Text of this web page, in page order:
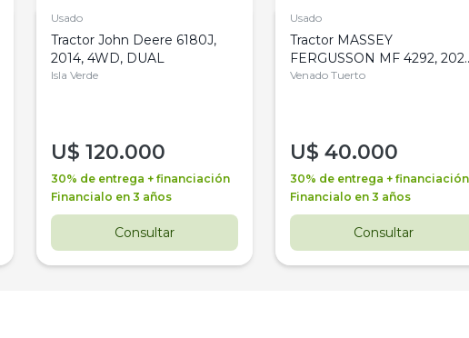
Usado
Tractor John Deere 6180J,
2014, 4WD, DUAL
Isla Verde
U$ 120.000
30% de entrega + financiación
Financialo en 3 años
Consultar
Usado
Tractor MASSEY
FERGUSSON MF 4292,
4WD, PATON
Venado Tuerto
U$ 40.000
30% de entrega + financiación
Financialo en 3 años
Consultar